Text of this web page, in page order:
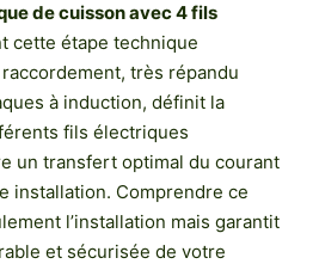
de cuisson avec 4 fils
cette étape technique
très répandu
à induction, définit la
fils électriques
un transfert optimal du courant
installation. Comprendre ce
l’installation mais garantit
et sécurisée de votre